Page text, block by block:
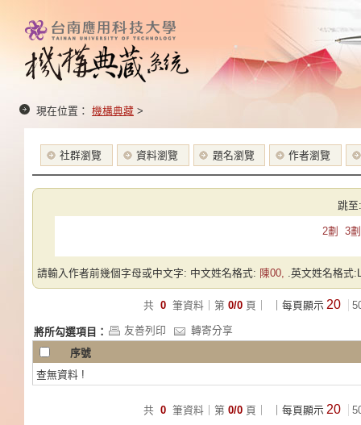
現在位置： 機構典藏 >
社群瀏覽 資料瀏覽 題名瀏覽 作者瀏覽
跳至:
2劃 3劃
請輸入作者前幾個字母或中文字: 中文姓名格式: 陳00, .英文姓名格式
共 0 筆資料｜第 0/0 頁｜ ｜每頁顯示 20
將所勾選項目： 友善列印
轉寄分享
序號
查無資料 !
共 0 筆資料｜第 0/0 頁｜ ｜每頁顯示 20